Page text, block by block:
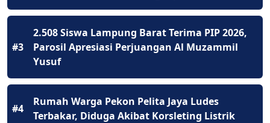
#3
2.508 Siswa Lampung Barat Terima PIP 2026,
Parosil Apresiasi Perjuangan Al Muzammil
Yusuf
#4
Rumah Warga Pekon Pelita Jaya Ludes
Terbakar, Diduga Akibat Korsleting Listrik